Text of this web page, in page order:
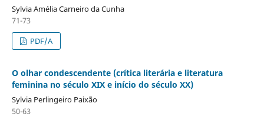
Sylvia Amélia Carneiro da Cunha
71-73
PDF/A
O olhar condescendente (crítica literária e literatura
feminina no século XIX e início do século XX)
Sylvia Perlingeiro Paixão
50-63